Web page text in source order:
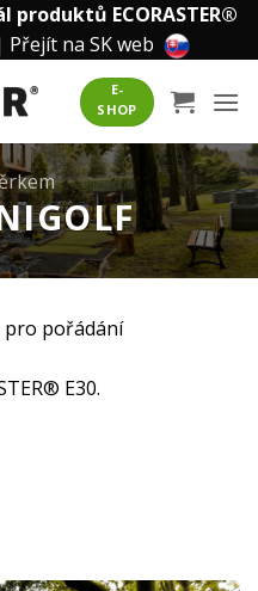
ECORASTER®
Přejít na SK web
E-
SHOP
pro pořádání
E30.